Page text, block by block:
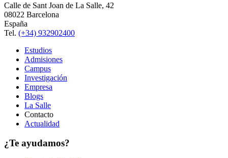
Calle de Sant Joan de La Salle, 42
08022 Barcelona
España
Tel. (+34) 932902400
Estudios
Admisiones
Campus
Investigación
Empresa
Blogs
La Salle
Contacto
Actualidad
¿Te ayudamos?